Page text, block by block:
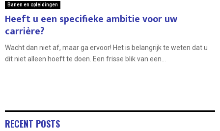
Banen en opleidingen
Heeft u een specifieke ambitie voor uw
carrière?
Wacht dan niet af, maar ga ervoor! Het is belangrijk te weten dat u
dit niet alleen hoeft te doen. Een frisse blik van een...
RECENT POSTS